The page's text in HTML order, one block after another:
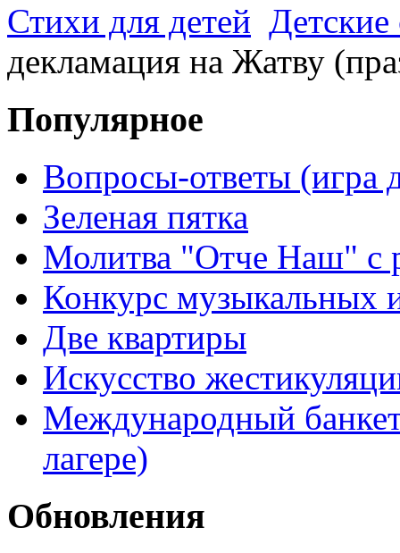
Стихи для детей
декламация на Жатву
Популярное
Вопросы-ответы (игра
Зеленая пятка
Молитва "Отче Наш" с
Конкурс музыкальных
Две квартиры
Искусство
Международный
лагере)
Обновления